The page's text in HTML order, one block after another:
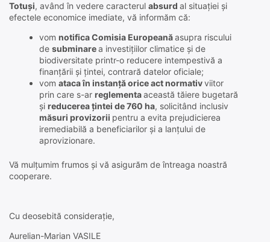
Totuși, având în vedere caracterul absurd al situației și
efectele economice imediate, vă informăm că:
vom notifica Comisia Europeanăasupra riscului
de subminarea investițiilor climatice și de
biodiversitate printr-o reducere intempestivă a
finanțării și țintei, contrară datelor oficiale;
vom ataca în instanță orice act normativviitor
prin care s-ar reglementaaceastă tăiere bugetară
și reducerea țintei de 760 ha, solicitând inclusiv
măsuri provizorii pentru a evita prejudicierea
iremediabilă a beneficiarilor și a lanțului de
aprovizionare.
Vă mulțumim frumos și vă asigurăm de întreaga noastră
cooperare.
Cu deosebită considerație,
Aurelian-Marian VASILE